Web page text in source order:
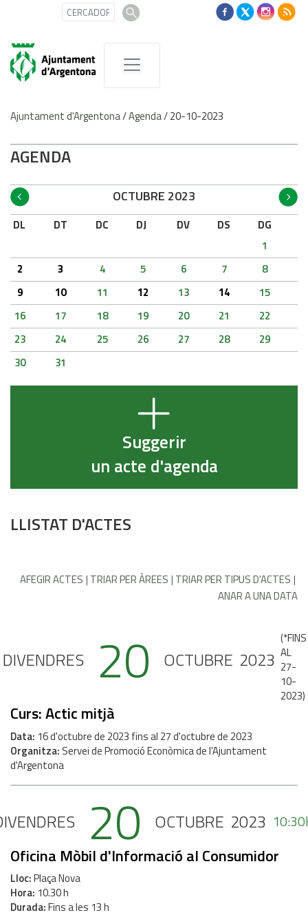
Ajuntament d'Argentona/Agenda/20-10-2023
AGENDA
OCTUBRE 2023
DL DT DC DJ DV DS
DG
1
2
3 4 5 6 7
8
9
10 11 12 13 14
15
16
17 18 19 20 21
22
23
24 25 26 27 28
29
30
31
Suggerir
un acte d'agenda
LLISTAT D'ACTES
AFEGIR ACTES TRIAR PER ÀREES TRIAR PER TIPUS D'ACTES
ANAR A UNA DATA
DIVENDRES 20 OCTUBRE 2023
(*FINS
AL
27-
10-
2023)
Curs: Actic mitjà
Data 16d'octubrede 2023 fins al 27d'octubrede 2023
Organitza Servei de Promoció Econòmica de l'Ajuntament
d'Argentona
20 OCTUBRE 2023
Oficina Mòbil d'Informació al Consumidor
Lloc Plaça Nova
Hora 10.30 h
Durada Fins a les 13 h